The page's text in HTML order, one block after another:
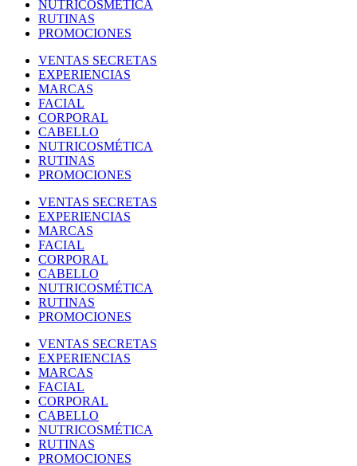
NUTRICOSMÉTICA
RUTINAS
PROMOCIONES
VENTAS SECRETAS
EXPERIENCIAS
MARCAS
FACIAL
CORPORAL
CABELLO
NUTRICOSMÉTICA
RUTINAS
PROMOCIONES
VENTAS SECRETAS
EXPERIENCIAS
MARCAS
FACIAL
CORPORAL
CABELLO
NUTRICOSMÉTICA
RUTINAS
PROMOCIONES
VENTAS SECRETAS
EXPERIENCIAS
MARCAS
FACIAL
CORPORAL
CABELLO
NUTRICOSMÉTICA
RUTINAS
PROMOCIONES